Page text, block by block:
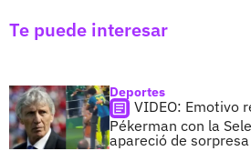
Te puede interesar
Deportes
VIDEO: Emotivo
Pékerman con la
apareció de sorpresa